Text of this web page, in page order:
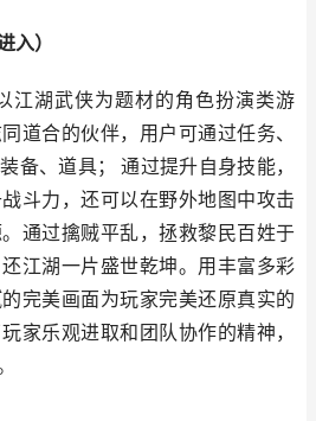
入）
江湖武侠为题材的角色扮演类游
道合的伙伴，用户可通过任务、
备、道具； 通过提升自身技能，
斗力，还可以在野外地图中攻击
通过擒贼平乱，拯救黎民百姓于
江湖一片盛世乾坤。用丰富多彩
完美画面为玩家完美还原真实的
家乐观进取和团队协作的精神，